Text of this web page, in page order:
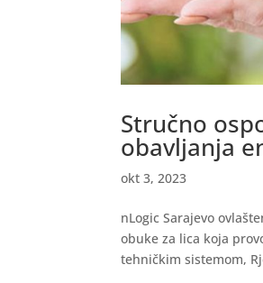
Stručno
obavljanja
okt 3, 2023
nLogic Sarajevo
obuke za lica koja
tehničkim sistemom,